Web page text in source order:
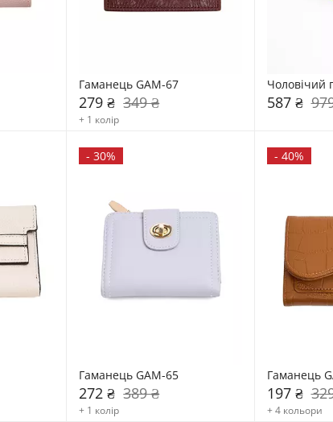
Гаманець GAM-67
279 ₴ 349 ₴
+ 1 колір
Чоловічий
587 ₴
-30%
Гаманець GAM-65
272 ₴ 389 ₴
+ 1 колір
- 40%
Гаманець
197 ₴
+ 4 кольори